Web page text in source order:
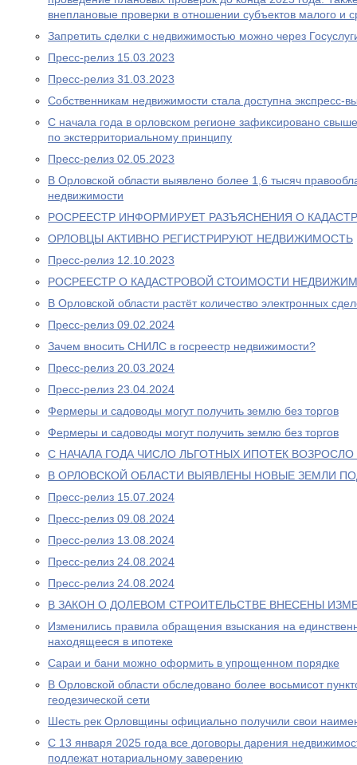
внеплановые проверки в отношении субъектов малого и
Запретить сделки с недвижимостью можно через
Пресс-релиз 15.03.2023
Пресс-релиз 31.03.2023
Собственникам недвижимости стала доступна экспресс-
С начала года в орловском регионе зафиксировано
по экстерриториальному принципу
Пресс-релиз 02.05.2023
В Орловской области выявлено более 1,6 тысяч
недвижимости
РОСРЕЕСТР ИНФОРМИРУЕТ РАЗЪЯСНЕНИЯ О
ОРЛОВЦЫ АКТИВНО РЕГИСТРИРУЮТ НЕДВИЖИМОСТЬ
Пресс-релиз 12.10.2023
РОСРЕЕСТР О КАДАСТРОВОЙ СТОИМОСТИ
В Орловской области растёт количество электронных
Пресс-релиз 09.02.2024
Зачем вносить СНИЛС в госреестр недвижимости?
Пресс-релиз 20.03.2024
Пресс-релиз 23.04.2024
Фермеры и садоводы могут получить землю без торгов
Фермеры и садоводы могут получить землю без торгов
С НАЧАЛА ГОДА ЧИСЛО ЛЬГОТНЫХ ИПОТЕК ВОЗРОСЛО
В ОРЛОВСКОЙ ОБЛАСТИ ВЫЯВЛЕНЫ НОВЫЕ ЗЕМЛИ
Пресс-релиз 15.07.2024
Пресс-релиз 09.08.2024
Пресс-релиз 13.08.2024
Пресс-релиз 24.08.2024
Пресс-релиз 24.08.2024
В ЗАКОН О ДОЛЕВОМ СТРОИТЕЛЬСТВЕ ВНЕСЕНЫ
Изменились правила обращения взыскания на
находящееся в ипотеке
Сараи и бани можно оформить в упрощенном порядке
В Орловской области обследовано более восьмисот
геодезической сети
Шесть рек Орловщины официально получили свои
С 13 января 2025 года все договоры дарения
подлежат нотариальному заверению